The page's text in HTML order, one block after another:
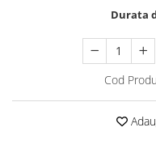
Durata
Cod